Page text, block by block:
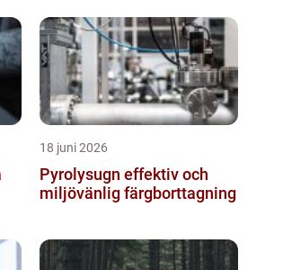
18 juni 2026
Pyrolysugn effektiv och
miljövänlig färgborttagning